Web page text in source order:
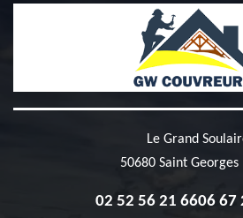
Le Grand
50680 Saint Georges
02 52 56 21 6606 67